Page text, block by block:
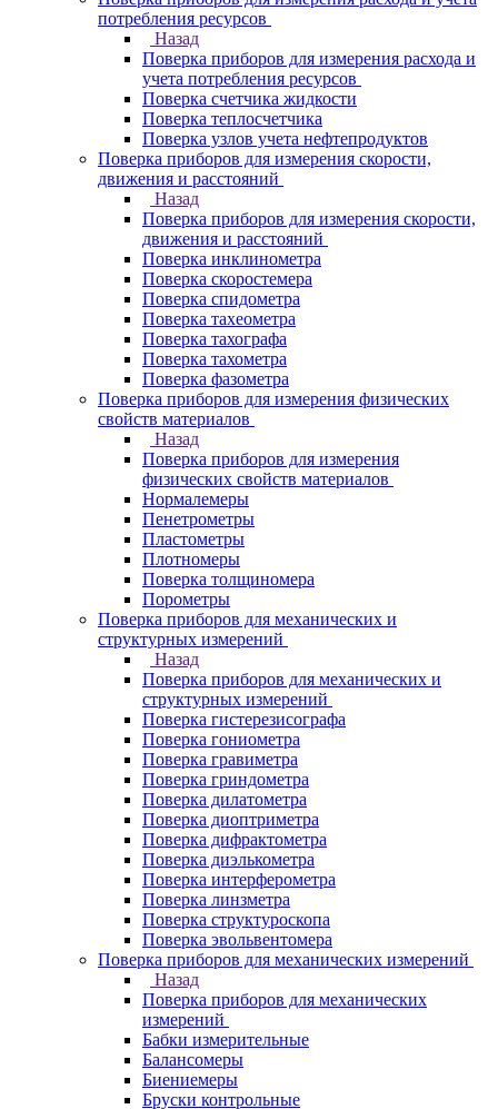
потребления ресурсов
Назад
Поверка приборов для измерения расхода и
учета потребления ресурсов
Поверка счетчика жидкости
Поверка теплосчетчика
Поверка узлов учета нефтепродуктов
Поверка приборов для измерения скорости,
движения и расстояний
Назад
Поверка приборов для измерения скорости,
движения и расстояний
Поверка инклинометра
Поверка скоростемера
Поверка спидометра
Поверка тахеометра
Поверка тахографа
Поверка тахометра
Поверка фазометра
Поверка приборов для измерения физических
свойств материалов
Назад
Поверка приборов для измерения
физических свойств материалов
Нормалемеры
Пенетрометры
Пластометры
Плотномеры
Поверка толщиномера
Порометры
Поверка приборов для механических и
структурных измерений
Назад
Поверка приборов для механических и
структурных измерений
Поверка гистерезисографа
Поверка гониометра
Поверка гравиметра
Поверка гриндометра
Поверка дилатометра
Поверка диоптриметра
Поверка дифрактометра
Поверка диэлькометра
Поверка интерферометра
Поверка линзметра
Поверка структуроскопа
Поверка эвольвентомера
Поверка приборов для механических измерений
Назад
Поверка приборов для механических
измерений
Бабки измерительные
Балансомеры
Биениемеры
Бруски контрольные